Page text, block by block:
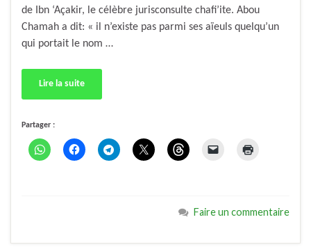
de Ibn ‘Açakir, le célèbre jurisconsulte chafi’ite. Abou
Chamah a dit: « il n’existe pas parmi ses aïeuls quelqu’un
qui portait le nom …
Lire la suite
Partager :
Faire un commentaire